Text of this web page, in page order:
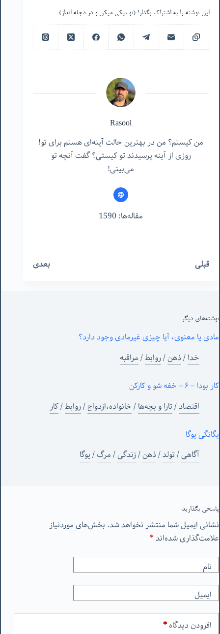
این نوشته را به اشتراک بگذار! (تو نیکی میکن و در دجله انداز)
Rasool
من کیستم؟ من در بهترین حالت آینه‌ای هستم برای تو!
روزی از آینه پرسیدند تو کیستی؟ گفت آنچه تو
می‌بینی!
مقاله‌ها: 1590
قبلی بعدی
نوشته‌های‌ دیگر
مادی یا معنوی، آیا چیزی غیرمادی وجود دارد؟
خدا/ذهن/روابط/مراقبه
کار بودا – ۶ – خفه شو و کارکن
اقتصاد/تارا و بچه‌ها/خانواده،ازدواج/روابط/کار
یگانگی یوگا
آگاهی/تولد/ذهن/زندگی/مرگ/یوگا
پاسخی بگذارید
نشانی ایمیل شما منتشر نخواهد شد. بخش‌های موردنیاز
علامت‌گذاری شده‌اند*
نام
ایمیل
افزودن دیدگاه*